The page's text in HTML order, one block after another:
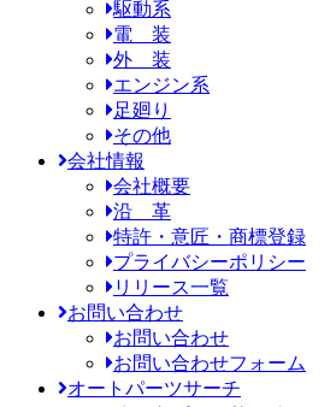
駆動系
電 装
外 装
エンジン系
足廻り
その他
会社情報
会社概要
沿 革
特許・意匠・商標登録
プライバシーポリシー
リリース一覧
お問い合わせ
お問い合わせ
お問い合わせフォーム
オートパーツサーチ